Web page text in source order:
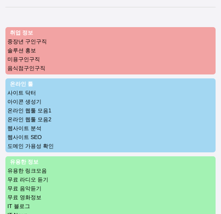
취업 정보
중장년 구인구직
솔루션 홍보
미용구인구직
음식점구인구직
온라인 툴
사이트 닥터
아이콘 생성기
온라인 웹툴 모음1
온라인 웹툴 모음2
웹사이트 분석
웹사이트 SEO
도메인 가용성 확인
유용한 정보
유용한 링크모음
무료 라디오 듣기
무료 음악듣기
무료 영화정보
IT 블로그